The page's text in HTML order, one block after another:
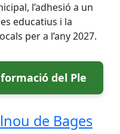
l’adhesió a un
educatius i la
per a l’any 2027.
del Ple
de Bages